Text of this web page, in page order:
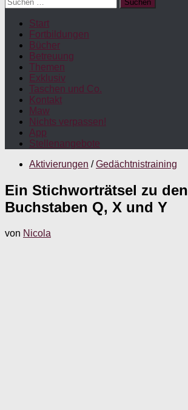
nach:
Start
Fortbildungen
Bücher
Betreuung
Themen
Exklusiv
Taschen und Co.
Kontakt
Maw
Nichts verpassen!
App
Stellenangebote
Aktivierungen / Gedächtnistraining
Ein Stichworträtsel zu den
Buchstaben Q, X und Y
von Nicola